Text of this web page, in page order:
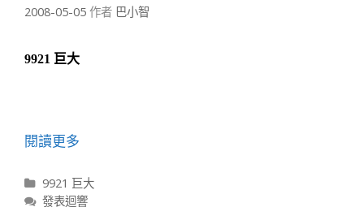
2008-05-05 作者 巴小智
9921 巨大
閱讀更多
分類
9921 巨大
發表迴響